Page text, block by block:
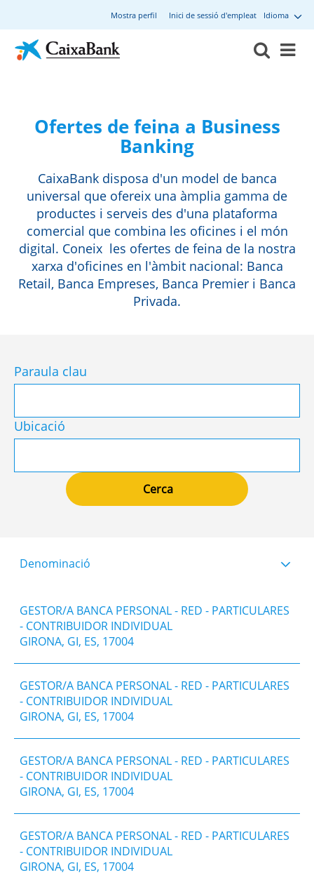
Idioma
Mostra perfil Inici de sessió d'empleat
Ofertes de feina a Business
Banking
CaixaBank disposa d'un model de banca
universal que ofereix una àmplia gamma de
productes i serveis des d'una plataforma
comercial que combina les oficines i el món
digital. Coneix les ofertes de feina de la nostra
xarxa d'oficines en l'àmbit nacional: Banca
Retail, Banca Empreses, Banca Premier i Banca
Privada.
Paraula clau
Ubicació
Denominació
GESTOR/A BANCA PERSONAL - RED - PARTICULARES
- CONTRIBUIDOR INDIVIDUAL
GIRONA, GI, ES, 17004
GESTOR/A BANCA PERSONAL - RED - PARTICULARES
- CONTRIBUIDOR INDIVIDUAL
GIRONA, GI, ES, 17004
GESTOR/A BANCA PERSONAL - RED - PARTICULARES
- CONTRIBUIDOR INDIVIDUAL
GIRONA, GI, ES, 17004
GESTOR/A BANCA PERSONAL - RED - PARTICULARES
- CONTRIBUIDOR INDIVIDUAL
GIRONA, GI, ES, 17004